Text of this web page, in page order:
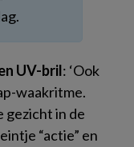
UV-bril: ‘Ook
waakritme.
gezicht in de
“actie” en